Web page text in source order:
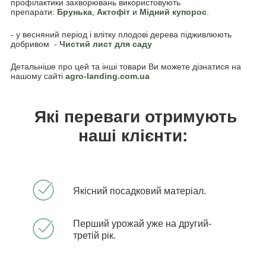
профілактики захворювань використовують
препарати: Брунька Актофіт и Мідний купорос
- у весняний період і влітку плодові дерева підживлюють
добривом - Чистий лист для саду
Детальніше про цей та інші товари Ви можете дізнатися на
нашому сайті agro-landing.com.ua
Які переваги отримують
наші клієнти:
Якісний посадковий матеріал.
Перший урожай уже на другий-
третій рік.